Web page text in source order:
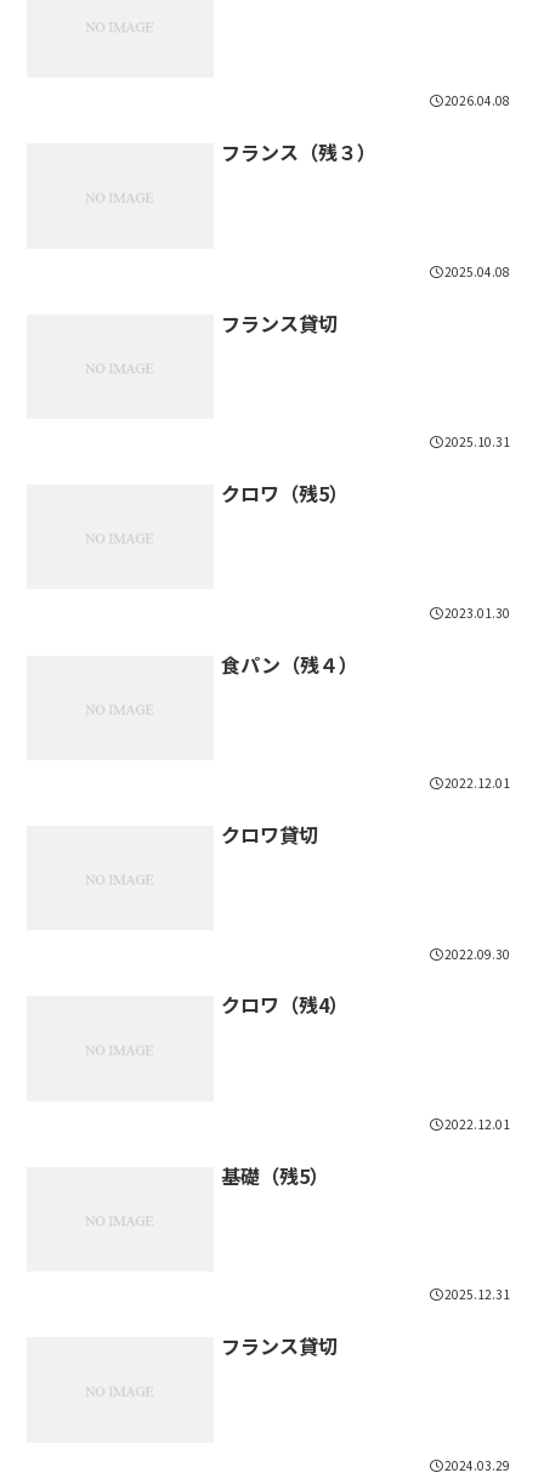
2026.04.08
フランス（残３）
2025.04.08
フランス貸切
2025.10.31
クロワ（残5）
2023.01.30
食パン（残４）
2022.12.01
クロワ貸切
2022.09.30
クロワ（残4）
2022.12.01
基礎（残5）
2025.12.31
フランス貸切
2024.03.29